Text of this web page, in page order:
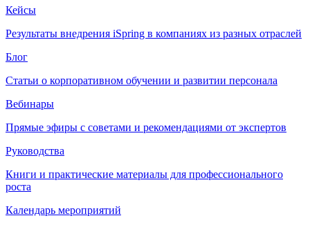
Кейсы
Результаты внедрения iSpring в компаниях из разных отраслей
Блог
Статьи о корпоративном обучении и развитии персонала
Вебинары
Прямые эфиры с советами и рекомендациями от экспертов
Руководства
Книги и практические материалы для профессионального
роста
Календарь мероприятий